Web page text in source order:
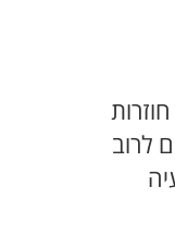
לרוב